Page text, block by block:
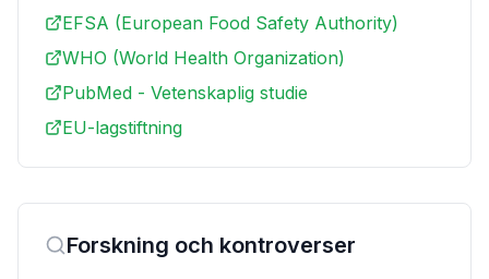
EFSA (European Food Safety Authority)
WHO (World Health Organization)
PubMed - Vetenskaplig studie
EU-lagstiftning
Forskning och kontroverser